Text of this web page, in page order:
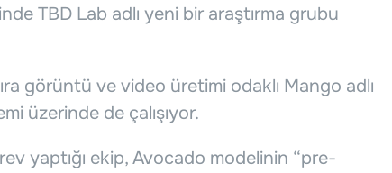
TBD Lab adlı yeni bir araştırma grubu
görüntü ve video üretimi odaklı Mango adlı
üzerinde de çalışıyor.
yaptığı ekip, Avocado modelinin “pre-